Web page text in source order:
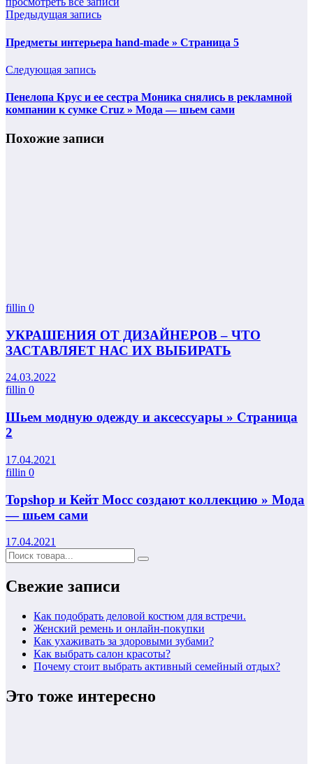
Предыдущая запись
Предметы интерьера hand-made » Страница 5
Следующая запись
Пенелопа Крус и ее сестра Моника снялись в рекламной
компании к сумке Cruz » Мода — шьем сами
Похожие записи
fillin 0
УКРАШЕНИЯ ОТ ДИЗАЙНЕРОВ – ЧТО
ЗАСТАВЛЯЕТ НАС ИХ ВЫБИРАТЬ
24.03.2022
fillin 0
Шьем модную одежду и аксессуары » Страница
2
17.04.2021
fillin 0
Topshop и Кейт Мосс создают коллекцию » Мода
— шьем сами
17.04.2021
Свежие записи
Как подобрать деловой костюм для встречи.
Женский ремень и онлайн-покупки
Как ухаживать за здоровыми зубами?
Как выбрать салон красоты?
Почему стоит выбрать активный семейный отдых?
Это тоже интересно